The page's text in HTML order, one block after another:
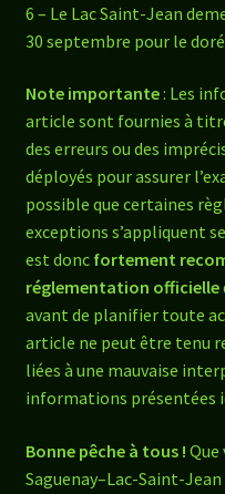
6 – Le Lac Saint-Jean
30 septembre pour le
Note importante: Les
article sont fournies à
des erreurs ou des
déployés pour assurer
possible que certaines
exceptions s’appliquent
est donc fortement
réglementation officielle
avant de planifier toute
article ne peut être tenu
liées à une mauvaise
informations présentées
Bonne pêche à tous ! Que
Saguenay–Lac-Saint-Jean